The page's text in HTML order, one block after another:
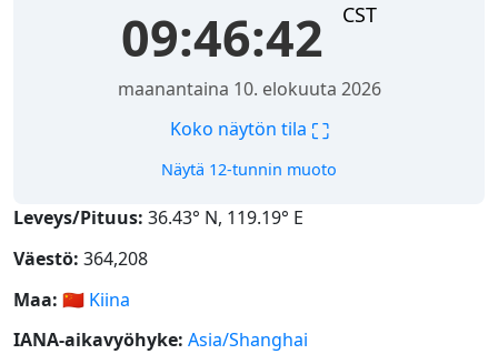
09:46:43 CST
maanantaina 10. elokuuta 2026
Koko näytön tila ⛶
Näytä 12-tunnin muoto
Leveys/Pituus: 36.43° N, 119.19° E
Väestö: 364,208
Maa: 🇨🇳 Kiina
IANA-aikavyöhyke: Asia/Shanghai